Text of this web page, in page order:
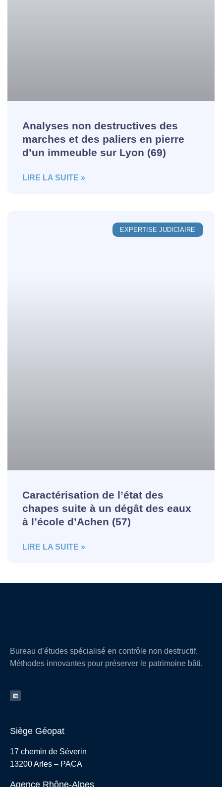
Analyses non destructives des
marches et des paliers en pierre
d’un immeuble sur Lyon (69)
LIRE LA SUITE »
EXPERTISE JUDICIAIRE
Caractérisation de l’état des
chapes suite à un dégât des eaux
à l’école d’Achen (57)
LIRE LA SUITE »
Bureau d’études spécialisé en contrôle non destructif.
Méthodes innovantes pour préserver le patrimoine bâti.
Siège Géopat
17 chemin de Séverin
13200 Arles – PACA
Agence Rhône-Alpes